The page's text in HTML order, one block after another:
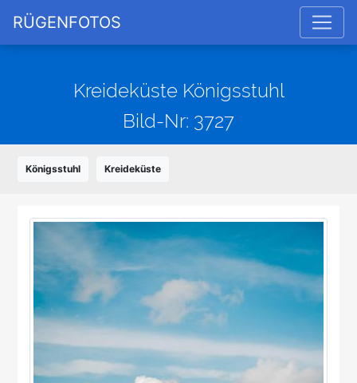
RÜGENFOTOS
Kreideküste Königsstuhl
Bild-Nr: 3727
Königsstuhl Kreideküste